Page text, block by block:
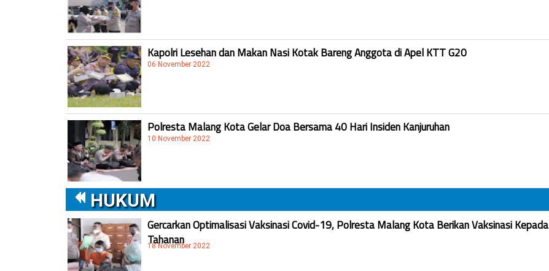
Kapolri Lesehan dan Makan Nasi Kotak Bareng Anggota di Apel KTT G20
06 November 2022
Polresta Malang Kota Gelar Doa Bersama 40 Hari Insiden Kanjuruhan
10 November 2022
HUKUM
Gercarkan Optimalisasi Vaksinasi Covid-19, Polresta Malang Kota Berikan Vaksinasi Kepada
Tahanan
18 November 2022